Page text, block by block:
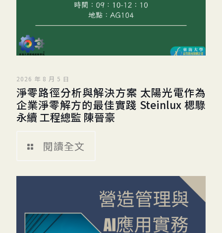
2026 年 8 月 5 日
淨零路徑分析與解決方案 太陽光電作為
企業淨零解方的最佳實踐 Steinlux 楒騄
永續 工程總監 陳晉豪
閱讀全文